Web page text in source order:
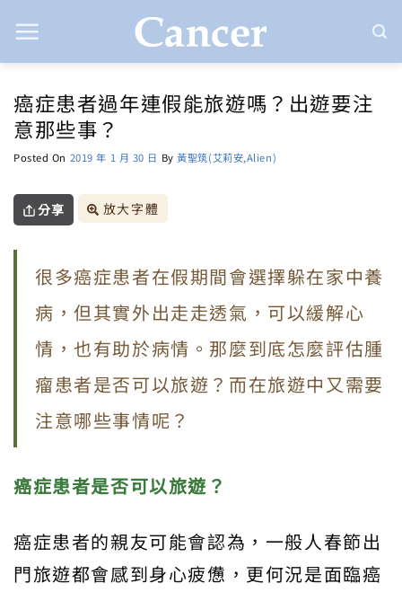
to
癌症患者過年連假能旅遊嗎？出遊要注
意那些事？
Posted On 2019 年 1 月 30 日 By黃聖筑(艾莉安,Alien)
分享 放大字體
很多癌症患者在假期間會選擇躲在家中養
病，但其實外出走走透氣，可以緩解心
情，也有助於病情。那麼到底怎麼評估腫
瘤患者是否可以旅遊？而在旅遊中又需要
注意哪些事情呢？
癌症患者是否可以旅遊？
癌症患者的親友可能會認為，一般人春節出
門旅遊都會感到身心疲憊，更何況是面臨癌